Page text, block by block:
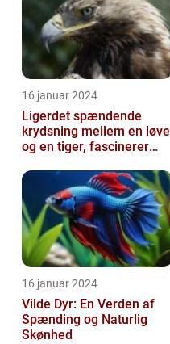
16 januar 2024
Ligerdet spændende
krydsning mellem en løve
og en tiger, fascinerer
verden
16 januar 2024
Vilde Dyr: En Verden af
Spænding og Naturlig
Skønhed